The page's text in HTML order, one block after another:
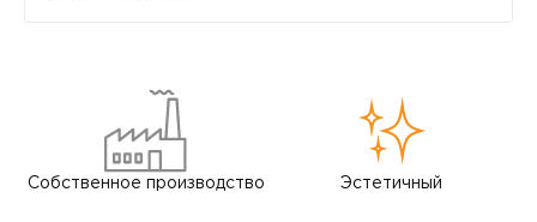
Собственное производство Эстетичный